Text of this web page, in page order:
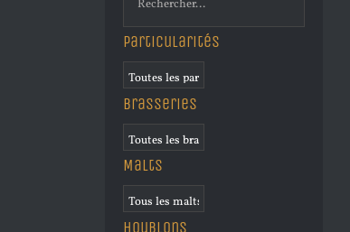
Particularités
Brasseries
Malts
Houblons